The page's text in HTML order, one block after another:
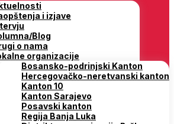
i izjave
Blog
o nama
organizacije
Bosansko-podrinjski Kanton
Hercegovačko-neretvanski kanton
Kanton 10
Kanton Sarajevo
Posavski kanton
Regija Banja Luka